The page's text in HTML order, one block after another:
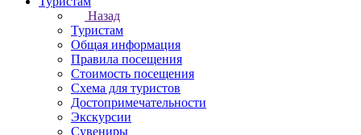
Назад
Туристам
Общая информация
Правила посещения
Стоимость посещения
Схема для туристов
Достопримечательности
Экскурсии
Сувениры